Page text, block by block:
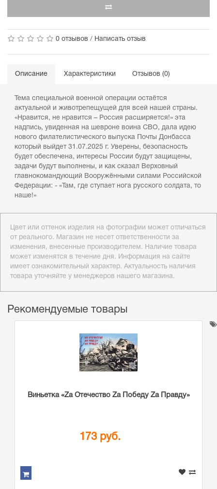
0 отзывов / Написать отзыв
Описание Характеристики Отзывов (0)
Тема специальной военной операции остаётся
актуальной и животрепещущей для всей нашей страны.
«Нравится, не нравится – Россия расширяется!» эта
надпись, увиденная на шевроне воина СВО, дала идею
нового филателистического выпуска Почты Донбасса
который выйдет 31.07.2025 г. Уверены, безопасность
будет обеспечена, интересы России будут защищены,
задачи будут выполнены, и как сказал Верховный
главнокомандующий Вооружёнными силами Российской
Федерации: - «Там, где ступает нога русского солдата, то
наше!»
Цвет или оттенок изделия на фотографии может отличаться
от реального. Магазин не несет ответственности за
изменения, внесенные производителем. Наличие товара
может изменятся в течение дня. Информация на сайте
имеет ознакомительный характер. Актуальность наличия
товара уточняйте у менеджеров нашего магазина.
Рекомендуемые товары
Виньетка «Zа Отечество Zа Победу Zа Правду»
173 руб.